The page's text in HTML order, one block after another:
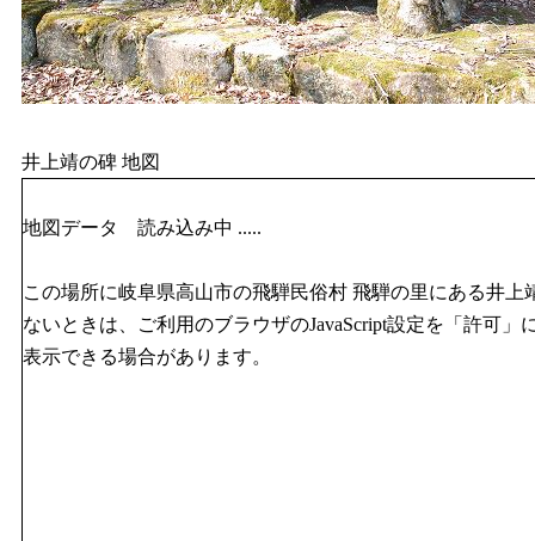
井上靖の碑 地図
地図データ 読み込み中 .....
この場所に岐阜県高山市の飛騨民俗村 飛騨の里にある井上
ないときは、ご利用のブラウザのJavaScript設定を「許可」
表示できる場合があります。